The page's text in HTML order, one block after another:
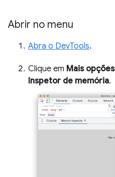
Abrir no menu
Abra o DevTools.
Clique em Mais opções
Inspetor de memória.